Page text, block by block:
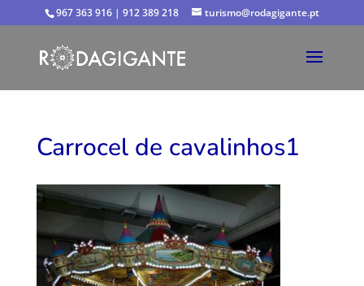
967 363 916 | 912 389 218 turismo@rodagigante.pt
Carrocel de cavalinhos1